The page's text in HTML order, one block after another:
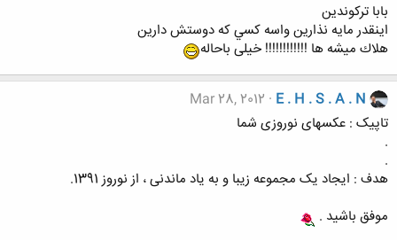
بابا تركوندين
اينقدر مايه نذارين واسه كسي كه دوستش دارين
هلاك ميشه ها !!!!!!!!!!!! خیلی باحاله
E . H . S . A . N
Mar 28, 2012
تاپیک : عکسهای نوروزی شما
.
.
هدف : ایجاد یک مجموعه زیبا و به یاد ماندنی ، از نوروز 1391.
موفق باشید .